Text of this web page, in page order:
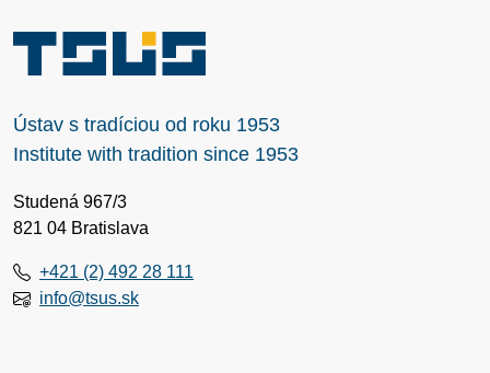
Ústav s tradíciou od roku 1953
Institute with tradition since 1953
Studená 967/3
821 04 Bratislava
+421 (2) 492 28 111
info@tsus.sk